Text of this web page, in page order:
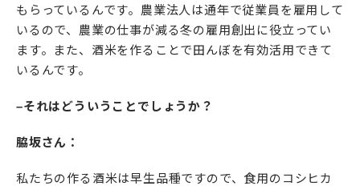
もらっているんです。農業法人は通年で従業員を雇用して
いるので、農業の仕事が減る冬の雇用創出に役立ってい
ます。また、酒米を作ることで田んぼを有効活用できて
いるんです。
–それはどういうことでしょうか？
脇坂さん：
私たちの作る酒米は早生品種ですので、食用のコシヒカ